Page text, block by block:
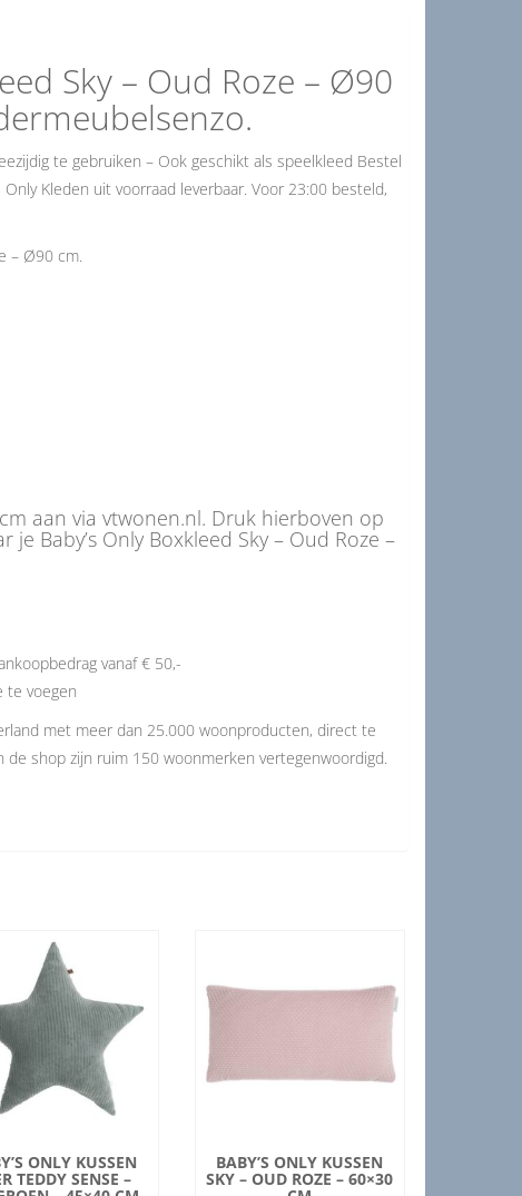
Sky – Oud Roze – Ø90
te gebruiken – Ook geschikt als speelkleed Bestel
Kleden uit voorraad leverbaar. Voor 23:00 besteld,
– Ø90 cm.
aan via vtwonen.nl. Druk hierboven op
Baby’s Only Boxkleed Sky – Oud Roze –
vanaf € 50,-
te voegen
met meer dan 25.000 woonproducten, direct te
shop zijn ruim 150 woonmerken vertegenwoordigd.
ONLY KUSSEN
TEDDY SENSE –
BABY’S ONLY KUSSEN
SKY – OUD ROZE – 60×30